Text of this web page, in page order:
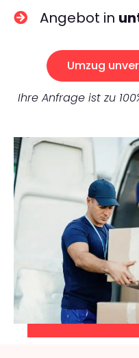
Angebot in
Umzug
Ihre Anfrage ist zu